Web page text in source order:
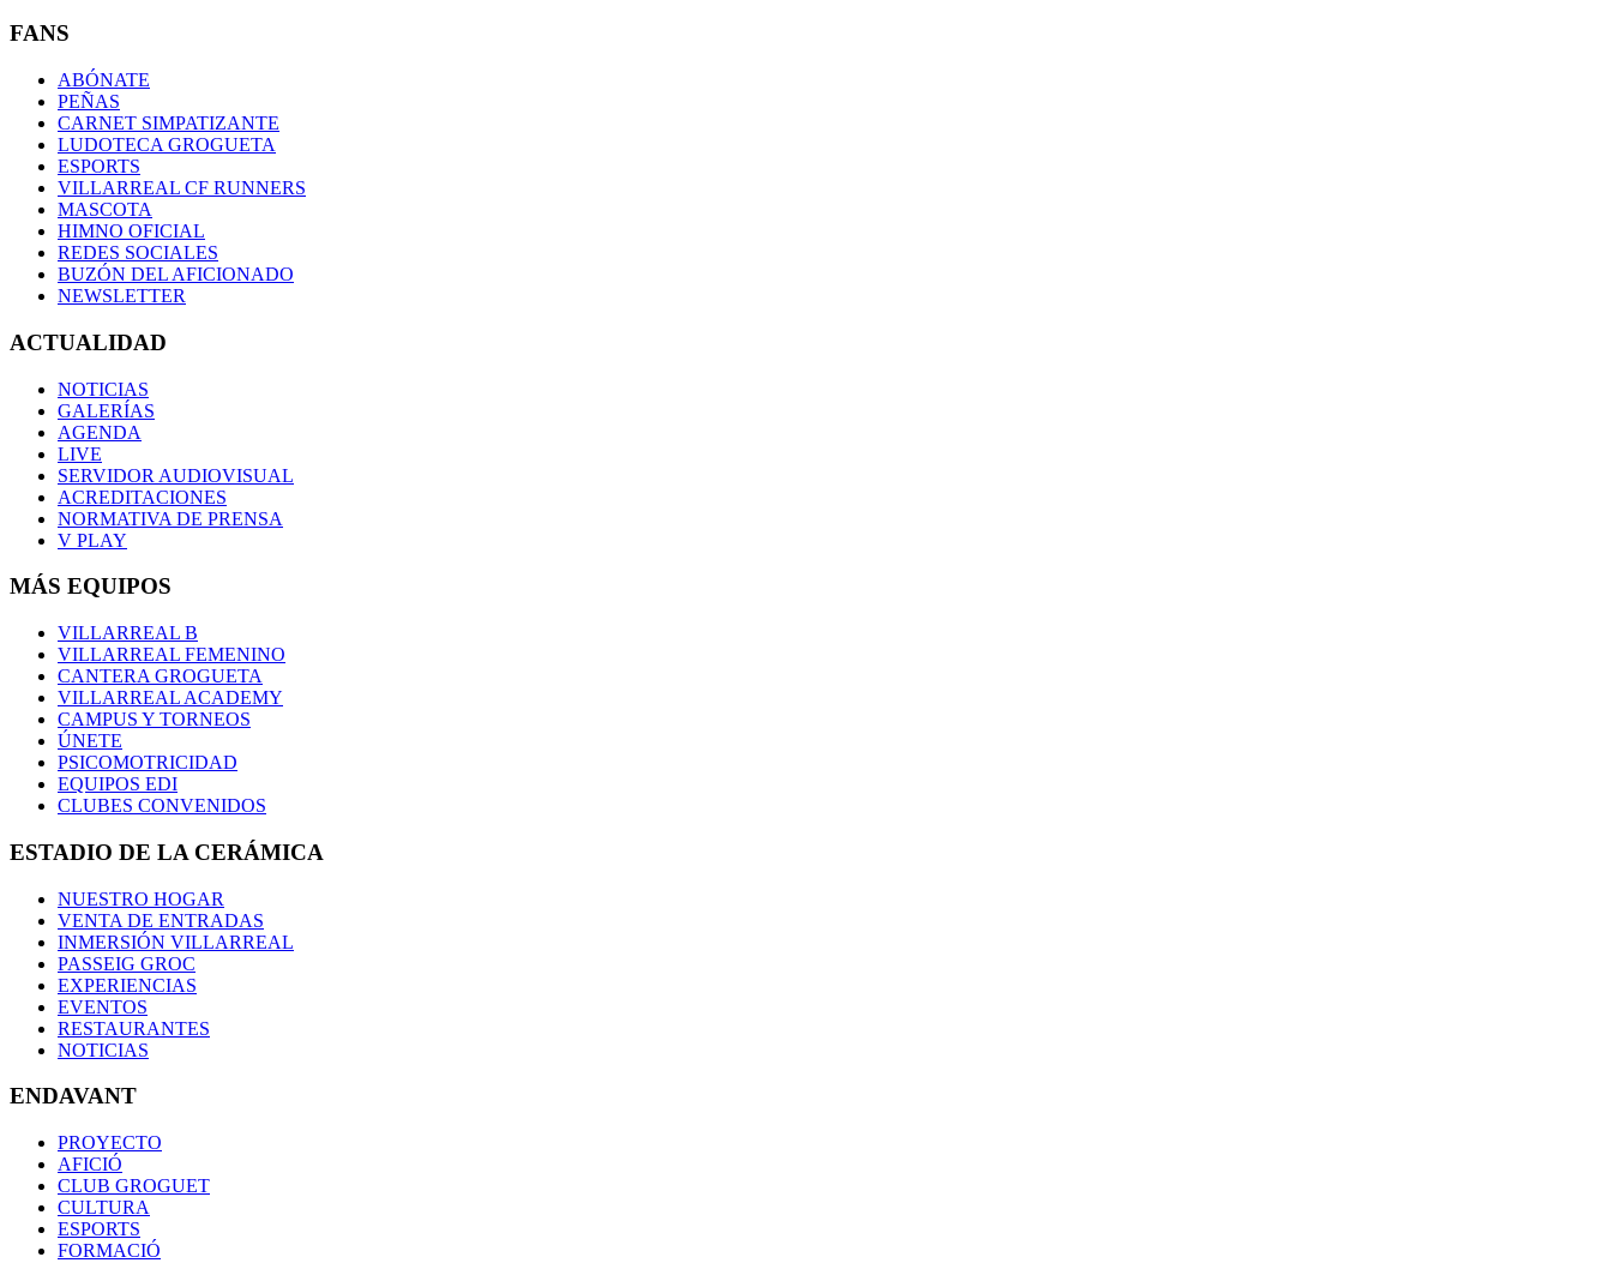
FANS
ABÓNATE
PEÑAS
CARNET SIMPATIZANTE
LUDOTECA GROGUETA
ESPORTS
VILLARREAL CF RUNNERS
MASCOTA
HIMNO OFICIAL
REDES SOCIALES
BUZÓN DEL AFICIONADO
NEWSLETTER
ACTUALIDAD
NOTICIAS
GALERÍAS
AGENDA
LIVE
SERVIDOR AUDIOVISUAL
ACREDITACIONES
NORMATIVA DE PRENSA
V PLAY
MÁS EQUIPOS
VILLARREAL B
VILLARREAL FEMENINO
CANTERA GROGUETA
VILLARREAL ACADEMY
CAMPUS Y TORNEOS
ÚNETE
PSICOMOTRICIDAD
EQUIPOS EDI
CLUBES CONVENIDOS
ESTADIO DE LA CERÁMICA
NUESTRO HOGAR
VENTA DE ENTRADAS
INMERSIÓN VILLARREAL
PASSEIG GROC
EXPERIENCIAS
EVENTOS
RESTAURANTES
NOTICIAS
ENDAVANT
PROYECTO
AFICIÓ
CLUB GROGUET
CULTURA
ESPORTS
FORMACIÓ